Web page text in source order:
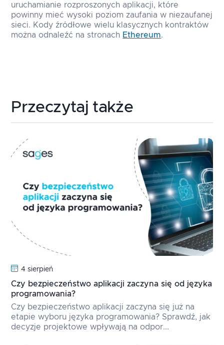
uruchamianie rozproszonych aplikacji, które
powinny mieć wysoki poziom zaufania w niezaufanej
sieci. Kody źródłowe wielu klasycznych kontraktów
można odnaleźć na stronach Ethereum.
Przeczytaj także
4 sierpień
Czy bezpieczeństwo aplikacji zaczyna się od języka
programowania?
Czy bezpieczeństwo aplikacji zaczyna się już na
etapie wyboru języka programowania? Sprawdź, jak
decyzje projektowe wpływają na odpor...